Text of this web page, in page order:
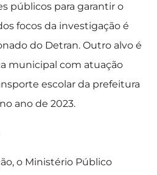
públicos para garantir o
focos da investigação é
do Detran. Outro alvo é
municipal com atuação
escolar da prefeitura
ano de 2023.
o Ministério Público